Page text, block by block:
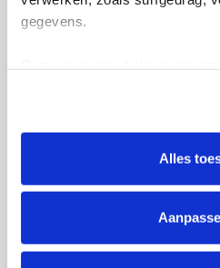
gegevens.
tonen. Je kunt je toestemming
intrekken via Cookie
lijst met cookies is te vinden in
Alles